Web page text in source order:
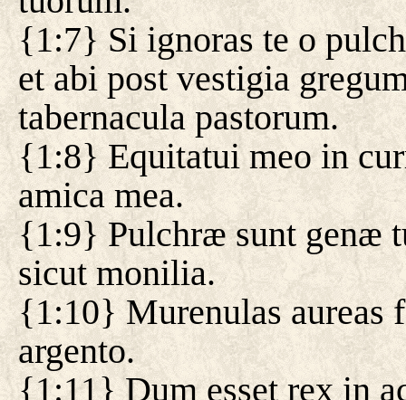
{1:7} Si ignoras te o
et abi post vestigia
tabernacula pastorum.
{1:8} Equitatui meo in
amica mea.
{1:9} Pulchræ sunt genæ
sicut monilia.
{1:10} Murenulas aureas
argento.
{1:11} Dum esset rex in